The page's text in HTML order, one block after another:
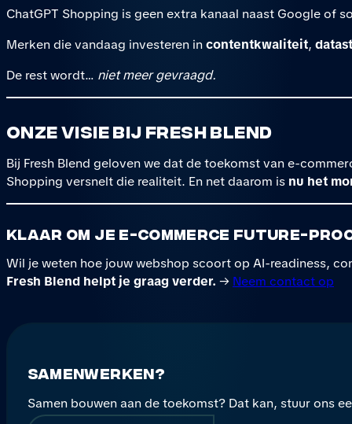
ChatGPT Shopping is geen extra kanaal naast Google of
Merken die vandaag investeren incontentkwaliteit,
De rest wordt… niet meer gevraagd.
Onze visie bij Fresh Blend
Bij Fresh Blend geloven we dat de toekomst van e-
Shopping versnelt die realiteit. En net daarom is nu het
Klaar om je e-commerce future-
Wil je weten hoe jouw webshop scoort op AI-readiness,
Fresh Blend helpt je graag verder. → Neem contact op
Samenwerken?
Samen bouwen aan de toekomst? Dat kan, stuur ons